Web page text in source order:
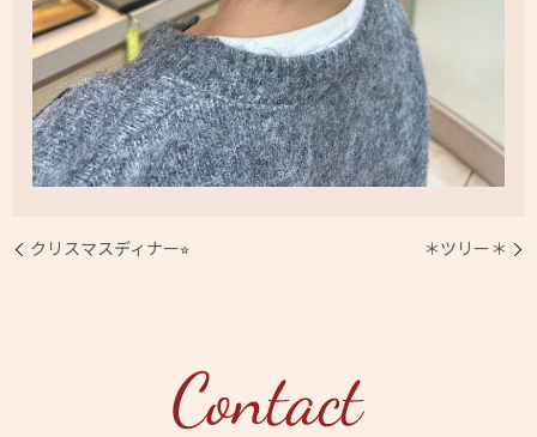
クリスマスディナー⭐︎ ＊ツリー＊